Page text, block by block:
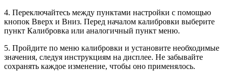
4. Переключайтесь между пунктами настройки с помощью
кнопок Вверх и Вниз. Перед началом калибровки выберите
пункт Калибровка или аналогичный пункт меню.
5. Пройдите по меню калибровки и установите необходимые
значения, следуя инструкциям на дисплее. Не забывайте
сохранять каждое изменение, чтобы оно применялось.